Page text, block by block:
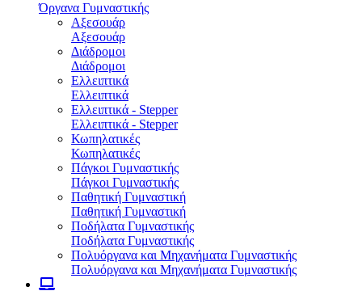
Όργανα Γυμναστικής
Αξεσουάρ
Αξεσουάρ
Διάδρομοι
Διάδρομοι
Ελλειπτικά
Ελλειπτικά
Ελλειπτικά - Stepper
Ελλειπτικά - Stepper
Κωπηλατικές
Κωπηλατικές
Πάγκοι Γυμναστικής
Πάγκοι Γυμναστικής
Παθητική Γυμναστική
Παθητική Γυμναστική
Ποδήλατα Γυμναστικής
Ποδήλατα Γυμναστικής
Πολυόργανα και Μηχανήματα Γυμναστικής
Πολυόργανα και Μηχανήματα Γυμναστικής